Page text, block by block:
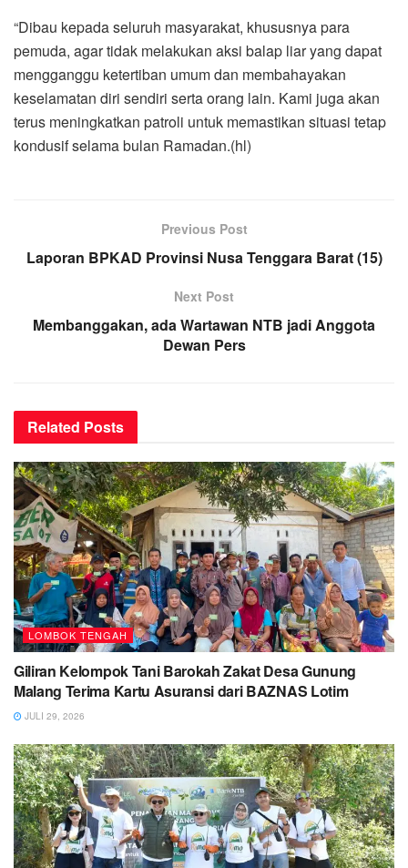
“Dibau kepada seluruh masyarakat, khususnya para
pemuda, agar tidak melakukan aksi balap liar yang dapat
mengganggu ketertiban umum dan membahayakan
keselamatan diri sendiri serta orang lain. Kami juga akan
terus meningkatkan patroli untuk memastikan situasi tetap
kondusif selama bulan Ramadan.(hl)
Previous Post
Laporan BPKAD Provinsi Nusa Tenggara Barat (15)
Next Post
Membanggakan, ada Wartawan NTB jadi Anggota
Dewan Pers
Related Posts
LOMBOK TENGAH
Giliran Kelompok Tani Barokah Zakat Desa Gunung
Malang Terima Kartu Asuransi dari BAZNAS Lotim
JULI 29, 2026